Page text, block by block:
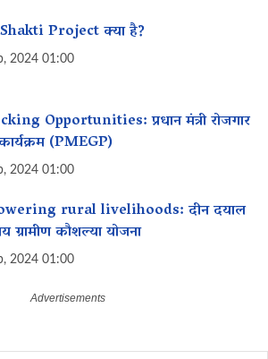
Project क्या है?
2024 01:00
Opportunities: प्रधान मंत्री रोजगार
(PMEGP)
2024 01:00
rural livelihoods: दीन दयाल
ग्रामीण कौशल्या योजना
2024 01:00